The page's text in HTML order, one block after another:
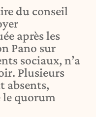
du conseil
après les
Pano sur
sociaux, n’a
Plusieurs
absents,
le quorum